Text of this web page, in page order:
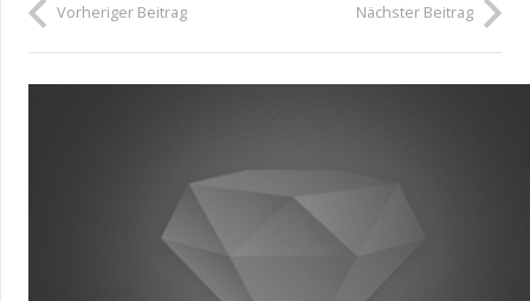
Vorheriger Beitrag Nächster Beitrag